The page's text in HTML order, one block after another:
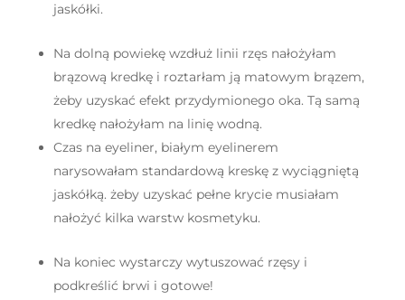
jaskółki.
Na dolną powiekę wzdłuż linii rzęs nałożyłam
brązową kredkę i roztarłam ją matowym brązem,
żeby uzyskać efekt przydymionego oka. Tą samą
kredkę nałożyłam na linię wodną.
Czas na eyeliner, białym eyelinerem
narysowałam standardową kreskę z wyciągniętą
jaskółką. żeby uzyskać pełne krycie musiałam
nałożyć kilka warstw kosmetyku.
Na koniec wystarczy wytuszować rzęsy i
podkreślić brwi i gotowe!